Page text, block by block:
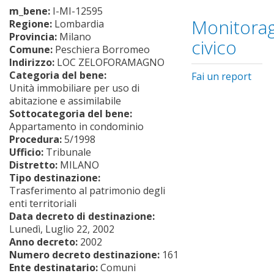
m_bene: I-MI-12595
Regione: Lombardia
Provincia: Milano
Comune: Peschiera Borromeo
Indirizzo: LOC ZELOFORAMAGNO
Categoria del bene:
Unità immobiliare per uso di
abitazione e assimilabile
Sottocategoria del bene:
Appartamento in condominio
Procedura:5/1998
Ufficio: Tribunale
Distretto: MILANO
Tipo destinazione:
Trasferimento al patrimonio degli
enti territoriali
Data decreto di destinazione:
Lunedì, Luglio 22, 2002
Anno decreto: 2002
Numero decreto destinazione: 161
Ente destinatario:Comuni
civico
Fai un report